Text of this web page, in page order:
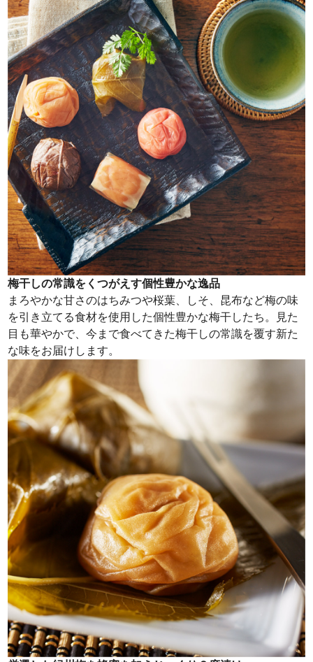
梅干しの常識をくつがえす個性豊かな逸品
まろやかな甘さのはちみつや桜葉、しそ、昆布など梅の味
を引き立てる食材を使用した個性豊かな梅干したち。見た
目も華やかで、今まで食べてきた梅干しの常識を覆す新た
な味をお届けします。